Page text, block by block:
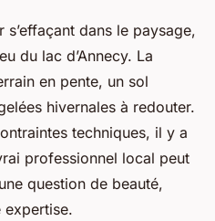
s’effaçant dans le paysage,
du lac d’Annecy. La
en pente, un sol
hivernales à redouter.
techniques, il y a
professionnel local peut
question de beauté,
expertise.